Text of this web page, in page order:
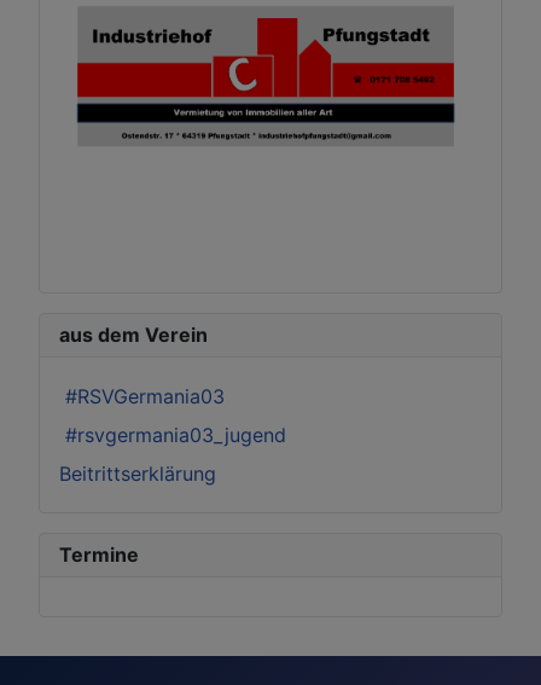
aus dem Verein
#RSVGermania03
#rsvgermania03_jugend
Beitrittserklärung
Termine